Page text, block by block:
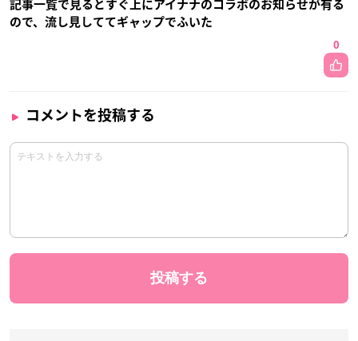
記事一覧で見るとすぐ上にアイナナのコラボのお知らせが有る
ので、流し見しててギャップでふいた
0
コメントを投稿する